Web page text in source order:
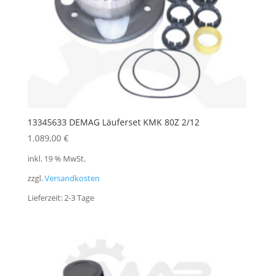
13345633 DEMAG Läuferset KMK 80Z 2/12
1.089,00 €
inkl. 19 % MwSt.
zzgl.Versandkosten
Lieferzeit:2-3 Tage